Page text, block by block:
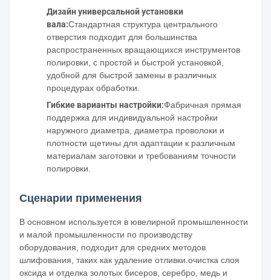
Дизайн универсальной установки
вала:Стандартная структура центрального
отверстия подходит для большинства
распространенных вращающихся инструментов
полировки, с простой и быстрой установкой,
удобной для быстрой замены в различных
процедурах обработки.
Гибкие варианты настройки:Фабричная прямая
поддержка для индивидуальной настройки
наружного диаметра, диаметра проволоки и
плотности щетины для адаптации к различным
материалам заготовки и требованиям точности
полировки.
Сценарии применения
В основном используется в ювелирной промышленности
и малой промышленности по производству
оборудования, подходит для средних методов
шлифования, таких как удаление отливки.очистка слоя
оксида и отделка золотых бисеров, серебро, медь и